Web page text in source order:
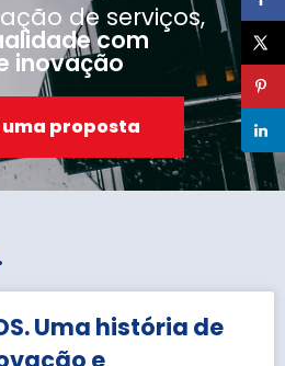
de serviços,
com
inovação
uma proposta
Uma história de